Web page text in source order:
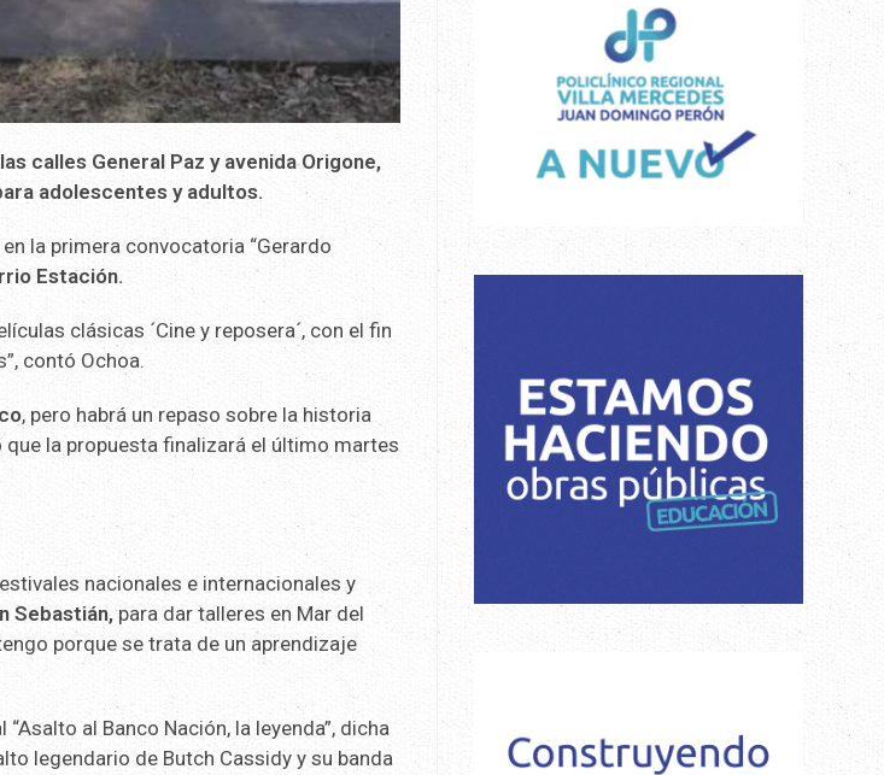
calles General Paz y avenida Origone,
adolescentes y adultos.
la primera convocatoria “Gerardo
Estación.
clásicas ´Cine y reposera´, con el fin
contó Ochoa.
, pero habrá un repaso sobre la historia
la propuesta finalizará el último martes
nacionales e internacionales y
Sebastián, para dar talleres en Mar del
porque se trata de un aprendizaje
al Banco Nación, la leyenda”, dicha
legendario de Butch Cassidy y su banda